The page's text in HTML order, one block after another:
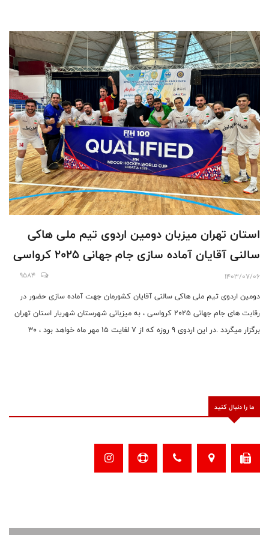
استان تهران میزبان دومین اردوی تیم ملی هاکی
سالنی آقایان آماده سازی جام جهانی ۲۰۲۵ کرواسی
1403/07/06
9584
دومین اردوی تیم ملی هاکی سالنی آقایان کشورمان جهت آماده سازی حضور در
رقابت های جام جهانی ۲۰۲۵ کرواسی ، به میزبانی شهرستان شهریار استان تهران
برگزار میگردد .در این اردوی ۹ روزه که از ۷ لغایت ۱۵ مهر ماه خواهد بود ، ۳۰
ما را دنبال کنید